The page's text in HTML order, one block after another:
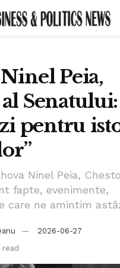
Peia,
Senatului:
pentru
Ninel Peia,
fapte, evenimente,
care ne amintim
2026-06-27
read